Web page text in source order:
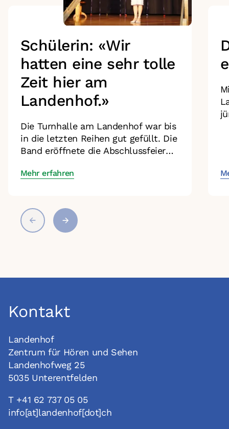
Schülerin: «Wir
hatten eine sehr tolle
Zeit hier am
Landenhof.»
Die Turnhalle am Landenhof war bis
in die letzten Reihen gut gefüllt. Die
Band eröffnete die Abschlussfeier
sorgte damit für einen
der Schüler:innen, Lehrpersonen
sowie weitere Mitarbeitende
Mehr erfahren
Kontakt
Landenhof
Zentrum für Hören und Sehen
Landenhofweg 25
5035 Unterentfelden
T +41 62 737 05 05
info[at]landenhof[dot]ch